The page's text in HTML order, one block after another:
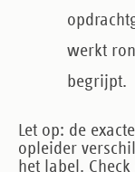
werkt
begrijpt.
Let op: de
opleider
het label.